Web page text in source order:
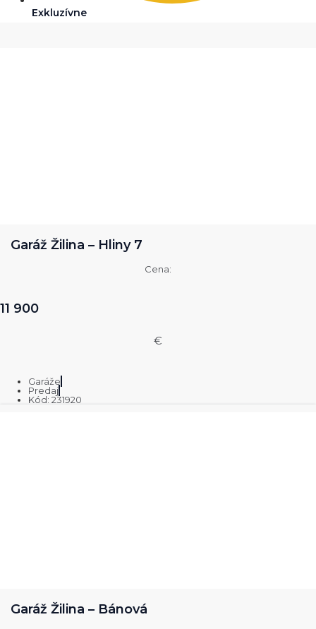
Exkluzívne
Garáž Žilina – Hliny 7
Cena:
11 900
€
Garáže
Predaj
Kód: 231920
Garáž Žilina – Bánová